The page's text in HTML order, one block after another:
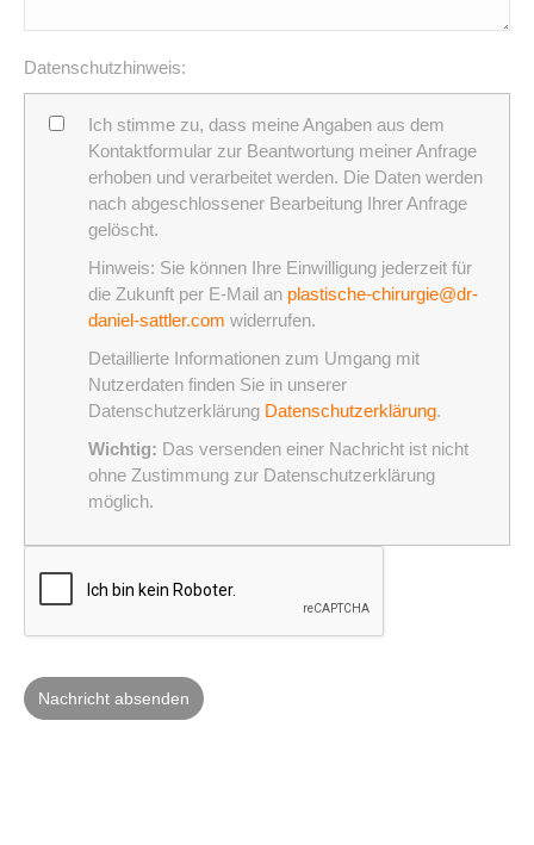
Datenschutzhinweis:
Ich stimme zu, dass meine Angaben aus dem
Kontaktformular zur Beantwortung meiner Anfrage
erhoben und verarbeitet werden. Die Daten werden
nach abgeschlossener Bearbeitung Ihrer Anfrage
gelöscht.
Hinweis: Sie können Ihre Einwilligung jederzeit für
die Zukunft per E-Mail an plastische-chirurgie@dr-
daniel-sattler.com widerrufen.
Detaillierte Informationen zum Umgang mit
Nutzerdaten finden Sie in unserer
Datenschutzerklärung Datenschutzerklärung.
Wichtig: Das versenden einer Nachricht ist nicht
ohne Zustimmung zur Datenschutzerklärung
möglich.